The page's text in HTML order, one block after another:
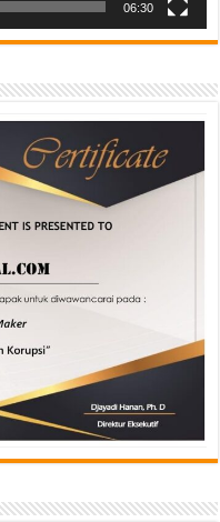
06:30